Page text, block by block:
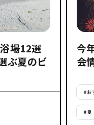
場12選
ぶ夏のビ
今
会
#お
#夏